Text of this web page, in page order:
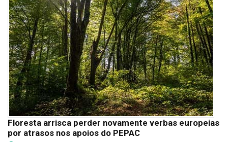
Floresta arrisca perder novamente verbas europeias
por atrasos nos apoios do PEPAC